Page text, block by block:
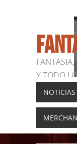
Y TODO
NOTICIAS